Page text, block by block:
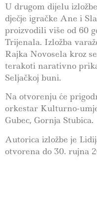
U drugom dijelu
dječje igračke Ane i
proizvodili više od 60
Trijenala. Izložba
Rajka Novosela kroz
terakoti narativno
Seljačkoj buni.
Na otvorenju će
orkestar Kulturno-
Gubec, Gornja Stubica.
Autorica izložbe je
otvorena do 30. rujna